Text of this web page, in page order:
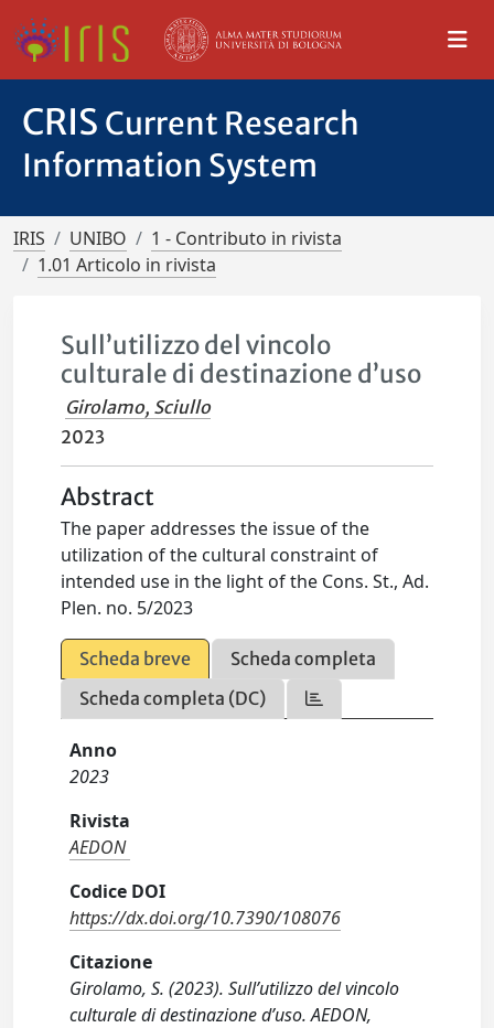
CRIS Current Research
Information System
IRIS UNIBO
1 - Contributo in rivista
1.01 Articolo in rivista
Sull’utilizzo del vincolo
culturale di destinazione d’uso
Girolamo, Sciullo
2023
Abstract
The paper addresses the issue of the
utilization of the cultural constraint of
intended use in the light of the Cons. St., Ad.
Plen. no. 5/2023
Scheda breve
Scheda completa
Scheda completa (DC)
Anno
2023
Rivista
AEDON
Codice DOI
https://dx.doi.org/10.7390/108076
Citazione
Girolamo, S. (2023). Sull’utilizzo del vincolo
culturale di destinazione d’uso. AEDON,